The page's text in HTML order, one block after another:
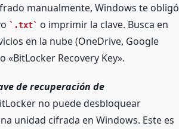
manualmente, Windows te obligó
.txt
o imprimir la clave. Busca en
en la nube (OneDrive, Google
«BitLocker Recovery Key».
de recuperación de
no puede desbloquear
unidad cifrada en Windows. Este es